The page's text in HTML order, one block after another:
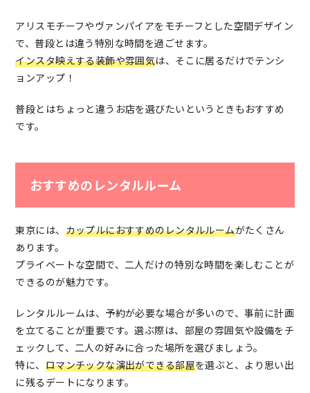
アリスモチーフやヴァンパイアをモチーフとした空間デザイン
で、普段とは違う特別な時間を過ごせます。
インスタ映えする装飾や雰囲気は、そこに居るだけでテンシ
ョンアップ！
普段とはちょっと違うお店を選びたいというときもおすすめ
です。
おすすめのレンタルルーム
東京には、 カップルにおすすめのレンタルルームがたくさん
あります。
プライベートな空間で、二人だけの特別な時間を楽しむことが
できるのが魅力です。
レンタルルームは、予約が必要な場合が多いので、事前に計画
を立てることが重要です。選ぶ際は、部屋の雰囲気や設備をチ
ェックして、二人の好みに合った場所を選びましょう。
特に、 ロマンチックな演出ができる部屋を選ぶと、より思い出
に残るデートになります。